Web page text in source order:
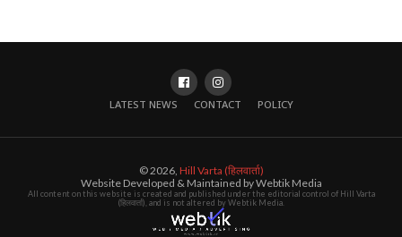
LATEST NEWS CONTACT POLICY
© 2026, Hill Varta (हिलवार्ता)
Website Developed & Maintained by Webtik Media
All content on this website is created and published under the editorial control of Hill Varta
(हिलवार्ता), and is not altered by Webtik Media.